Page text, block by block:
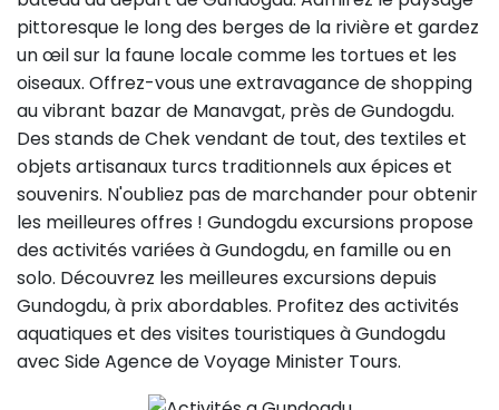
pittoresque le long des berges de la rivière et gardez
un œil sur la faune locale comme les tortues et les
oiseaux. Offrez-vous une extravagance de shopping
au vibrant bazar de Manavgat, près de Gundogdu.
Des stands de Chek vendant de tout, des textiles et
objets artisanaux turcs traditionnels aux épices et
souvenirs. N'oubliez pas de marchander pour obtenir
les meilleures offres ! Gundogdu excursions propose
des activités variées à Gundogdu, en famille ou en
solo. Découvrez les meilleures excursions depuis
Gundogdu, à prix abordables. Profitez des activités
aquatiques et des visites touristiques à Gundogdu
avec Side Agence de Voyage Minister Tours.